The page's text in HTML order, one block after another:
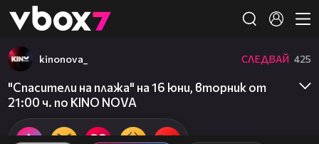
👾
kinonova_ СЛЕДВАЙ 425
"Спасители на плажа" на 16 юни, вторник от
21:00 ч. по KINO NOVA